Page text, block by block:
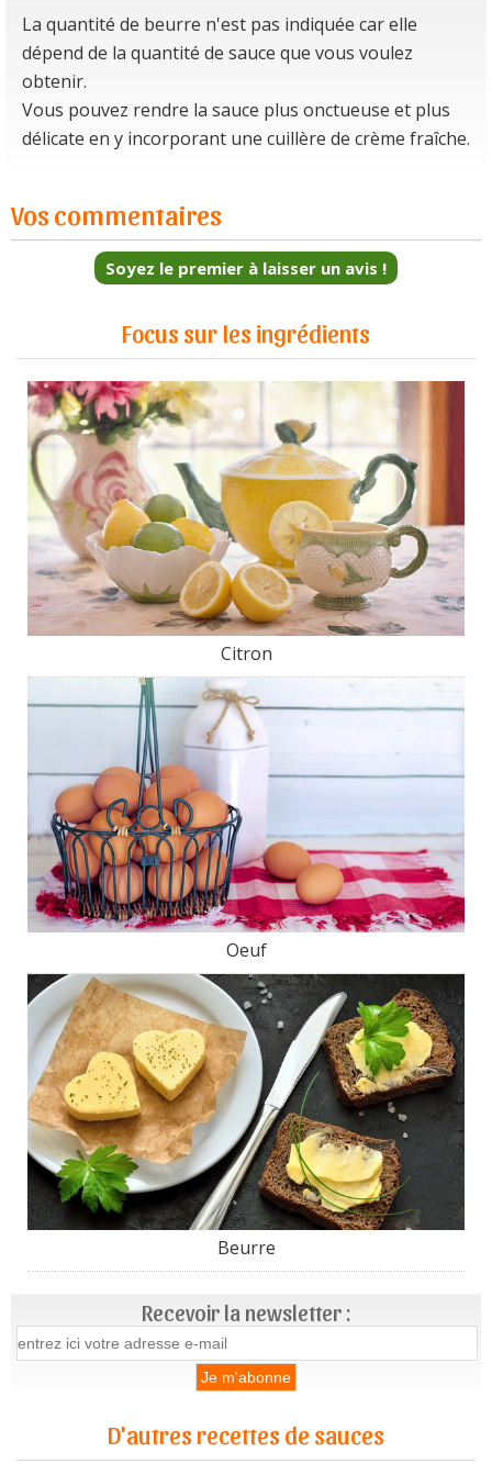
La quantité de beurre n'est pas indiquée car elle
dépend de la quantité de sauce que vous voulez
obtenir.
Vous pouvez rendre la sauce plus onctueuse et plus
délicate en y incorporant une cuillère de crème fraîche.
Vos commentaires
Soyez le premier à laisser un avis !
Focus sur les ingrédients
Citron
Oeuf
Beurre
Recevoir la newsletter :
D'autres recettes de sauces